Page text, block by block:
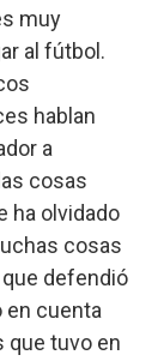
muy
al fútbol.
hablan
a
cosas
ha olvidado
cosas
defendió
en cuenta
que tuvo en